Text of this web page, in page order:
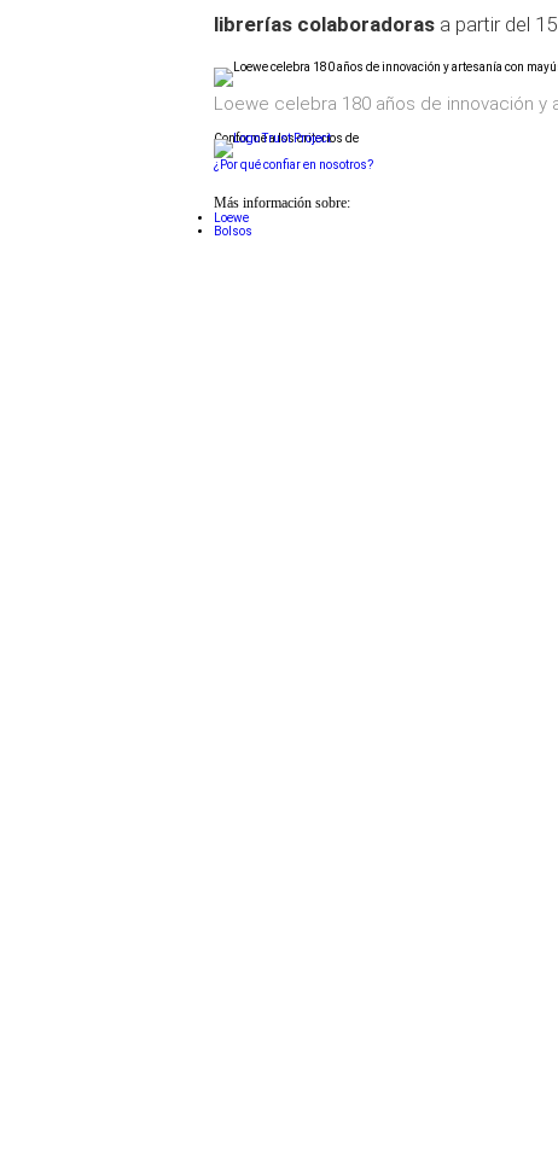
librerías colaboradoras a partir del
Loewe celebra 180 años de innovación y
Conforme a los criterios de
¿Por qué confiar en nosotros?
Más información sobre:
Loewe
Bolsos